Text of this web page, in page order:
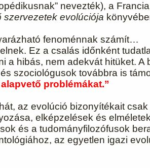
nevezték), a Francia
szervezetek evolúciója
fenoménnak számít…
Ez a csalás időnként
a hibás, nem adekvát hitüket. A
szociológusok továbbra is
problémákat.”
az evolúció bizonyítékait csak
elképzelések és
és a tudományfilozófusok
az egyetlen igazi